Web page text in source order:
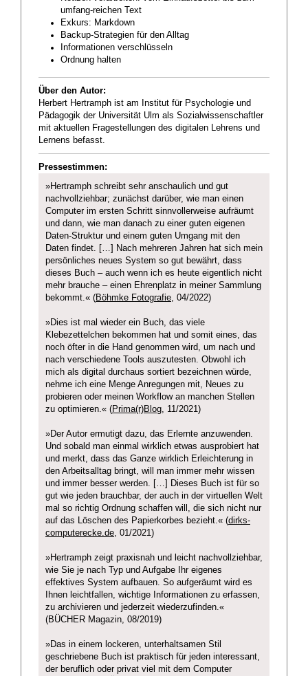
umfang-reichen Text
Exkurs: Markdown
Backup-Strategien für den Alltag
Informationen verschlüsseln
Ordnung halten
Über den Autor:
Herbert Hertramph ist am Institut für Psychologie und
Pädagogik der Universität Ulm als Sozialwissenschaftler
mit aktuellen Fragestellungen des digitalen Lehrens und
Lernens befasst.
Pressestimmen:
»Hertramph schreibt sehr anschaulich und gut
nachvollziehbar; zunächst darüber, wie man einen
Computer im ersten Schritt sinnvollerweise aufräumt
und dann, wie man danach zu einer guten eigenen
Daten-Struktur und einem guten Umgang mit den
Daten findet. […] Nach mehreren Jahren hat sich mein
persönliches neues System so gut bewährt, dass
dieses Buch – auch wenn ich es heute eigentlich nicht
mehr brauche – einen Ehrenplatz in meiner Sammlung
bekommt.« (Böhmke Fotografie, 04/2022)
»Dies ist mal wieder ein Buch, das viele
Klebezettelchen bekommen hat und somit eines, das
noch öfter in die Hand genommen wird, um nach und
nach verschiedene Tools auszutesten. Obwohl ich
mich als digital durchaus sortiert bezeichnen würde,
nehme ich eine Menge Anregungen mit, Neues zu
probieren oder meinen Workflow an manchen Stellen
zu optimieren.« (Prima(r)Blog, 11/2021)
»Der Autor ermutigt dazu, das Erlernte anzuwenden.
Und sobald man einmal wirklich etwas ausprobiert hat
und merkt, dass das Ganze wirklich Erleichterung in
den Arbeitsalltag bringt, will man immer mehr wissen
und immer besser werden. […] Dieses Buch ist für so
gut wie jeden brauchbar, der auch in der virtuellen Welt
mal so richtig Ordnung schaffen will, die sich nicht nur
auf das Löschen des Papierkorbes bezieht.« (dirks-
computerecke.de, 01/2021)
»Hertramph zeigt praxisnah und leicht nachvollziehbar,
wie Sie je nach Typ und Aufgabe Ihr eigenes
effektives System aufbauen. So aufgeräumt wird es
Ihnen leichtfallen, wichtige Informationen zu erfassen,
zu archivieren und jederzeit wiederzufinden.«
(BÜCHER Magazin, 08/2019)
»Das in einem lockeren, unterhaltsamen Stil
geschriebene Buch ist praktisch für jeden interessant,
der beruflich oder privat viel mit dem Computer